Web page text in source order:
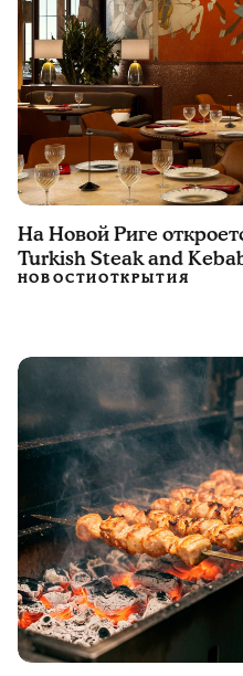
На Новой Риге
Turkish Steak and
НОВОСТИОТКРЫТИЯ